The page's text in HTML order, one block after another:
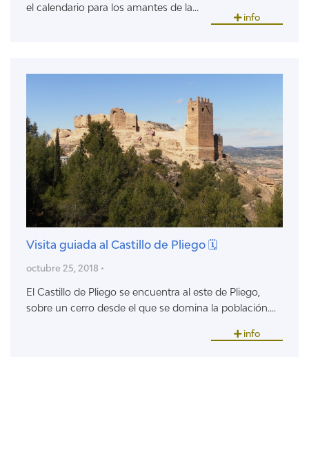
el calendario para los amantes de la...
info
Visita guiada al Castillo de Pliego 🗓
octubre 25, 2018 •
El Castillo de Pliego se encuentra al este de Pliego,
sobre un cerro desde el que se domina la población....
info